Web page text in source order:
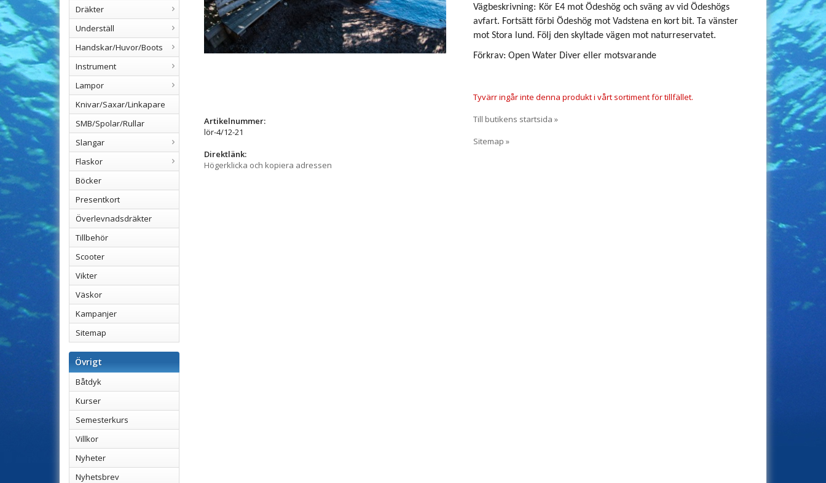
Dräkter
Underställ
Handskar/Huvor/Boots
Instrument
Lampor
Knivar/Saxar/Linkapare
SMB/Spolar/Rullar
Slangar
Flaskor
Böcker
Presentkort
Överlevnadsdräkter
Tillbehör
Scooter
Vikter
Väskor
Kampanjer
Sitemap
Övrigt
Båtdyk
Kurser
Semesterkurs
Villkor
Nyheter
Nyhetsbrev
Vägbeskrivning: Kör E4 mot Ödeshög och sväng av vid Ödeshögs
avfart. Fortsätt förbi Ödeshög mot Vadstena en kort bit. Ta vänster
mot Stora lund. Följ den skyltade vägen mot naturreservatet.
Förkrav: Open Water Diver eller motsvarande
Tyvärr ingår inte denna produkt i vårt sortiment för tillfället.
Till butikens startsida »
Sitemap »
Artikelnummer:
lör-4/12-21
Direktlänk:
Högerklicka och kopiera adressen